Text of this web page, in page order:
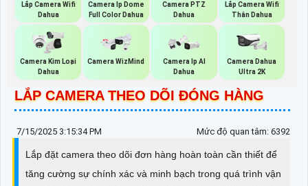
Lắp Camera Wifi
Dahua
Camera Ip Dome
Full Color Dahua
Camera PTZ
Dahua
Lắp Camera Wifi
Thân Dahua
Camera Kim Loại
Dahua
Camera WizMind
Camera Ip AI
Dahua
Camera Dahua
Ultra 2K
LẮP CAMERA THEO DÕI ĐÓNG HÀNG
7/15/2025 3:15:34 PM Mức độ quan tâm: 6392
Lắp đặt camera theo dõi đơn hàng hoàn toàn cần thiết để
tăng cường sự chính xác và minh bạch trong quá trình vận